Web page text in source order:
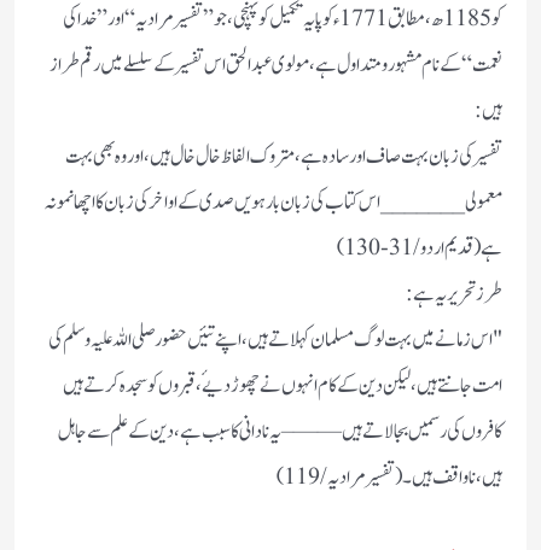
کو 1185ھ، مطابق 1771ء کو پایہ تکمیل کو پہنچی، جو”تفسیر مرادیہ“اور”خدا کی
نعمت“کے نام مشہور و متداول ہے،مولوی عبدالحق اس تفسیر کے سلسلے میں رقم طراز
ہیں :
تفسیر کی زبان بہت صاف اور سادہ ہے،متروک الفاظ خال خال ہیں، اور وہ بھی بہت
معمولی _______اس کتاب کی زبان بارہویں صدی کے اواخر کی زبان کا اچھا نمونہ
ہے (قدیم اردو /31-130)
طرز تحریر یہ ہے:
"اس زمانے میں بہت لوگ مسلمان کہلاتے ہیں، اپنے تئیں حضور صلی اللہ علیہ وسلم کی
امت جانتے ہیں، لیکن دین کے کام انہوں نے چھوڑ دیۓ، قبروں کو سجدہ کرتے ہیں
کافروں کی رسمیں بجا لاتے ہیں——– یہ نادانی کا سبب ہے،دین کے علم سے جاہل
ہیں، ناواقف ہیں۔(تفسیر مرادیہ/119)